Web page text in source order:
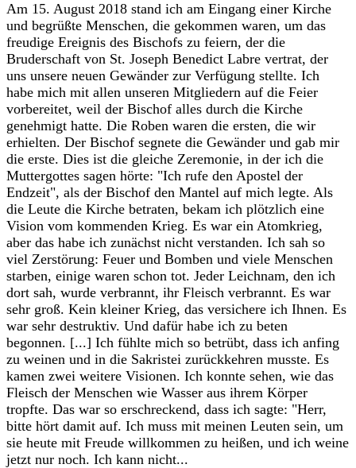
‎Am 15. August 2018 stand ich am Eingang einer Kirche
und begrüßte Menschen, die gekommen waren, um das
freudige Ereignis des Bischofs zu feiern, der die
Bruderschaft von St. Joseph Benedict Labre vertrat, der
uns unsere neuen Gewänder zur Verfügung stellte. Ich
habe mich mit allen unseren Mitgliedern auf die Feier
vorbereitet, weil der Bischof alles durch die Kirche
genehmigt hatte. Die Roben waren die ersten, die wir
erhielten. Der Bischof segnete die Gewänder und gab mir
die erste. Dies ist die gleiche Zeremonie, in der ich die
Muttergottes sagen hörte: "Ich rufe den Apostel der
Endzeit", als der Bischof den Mantel auf mich legte. Als
die Leute die Kirche betraten, bekam ich plötzlich eine
Vision vom kommenden Krieg. Es war ein Atomkrieg,
aber das habe ich zunächst nicht verstanden. Ich sah so
viel Zerstörung: Feuer und Bomben und viele Menschen
starben, einige waren schon tot. Jeder Leichnam, den ich
dort sah, wurde verbrannt, ihr Fleisch verbrannt. Es war
sehr groß. Kein kleiner Krieg, das versichere ich Ihnen. Es
war sehr destruktiv. Und dafür habe ich zu beten
begonnen. [...] Ich fühlte mich so betrübt, dass ich anfing
zu weinen und in die Sakristei zurückkehren musste. Es
kamen zwei weitere Visionen. Ich konnte sehen, wie das
Fleisch der Menschen wie Wasser aus ihrem Körper
tropfte. Das war so erschreckend, dass ich sagte: "Herr,
bitte hört damit auf. Ich muss mit meinen Leuten sein, um
sie heute mit Freude willkommen zu heißen, und ich weine
jetzt nur noch. Ich kann nicht...‎